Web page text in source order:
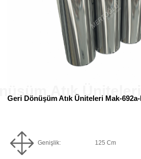
Geri Dönüşüm Atık Üniteleri Mak-
Genişlik: 125 Cm